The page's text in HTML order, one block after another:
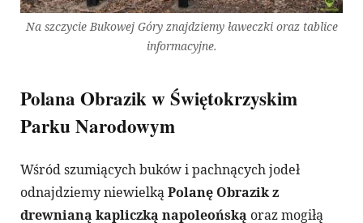
Na szczycie Bukowej Góry znajdziemy ławeczki oraz tablice
informacyjne.
Polana Obrazik w Świętokrzyskim
Parku Narodowym
Wśród szumiących buków i pachnących jodeł
odnajdziemy niewielkąPolanę Obrazik z
drewnianą kapliczką napoleońską oraz mogiłą